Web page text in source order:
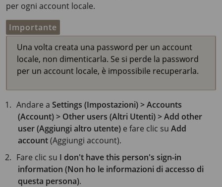
per ogni account locale.
Importante
Una volta creata una password per un account
locale, non dimenticarla. Se si perde la password
per un account locale, è impossibile recuperarla.
Andare aSettings (Impostazioni) > Accounts
(Account) > Other users (Altri Utenti) > Add other
user (Aggiungi altro utente) e fare clic su Add
account(Aggiungi account).
Fare clic su I don't have this person's sign-in
information (Non ho le informazioni di accesso di
questa persona).